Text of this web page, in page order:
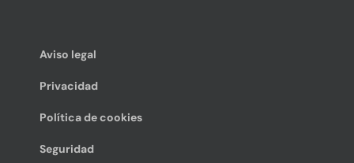
Aviso legal
Privacidad
Política de cookies
Seguridad